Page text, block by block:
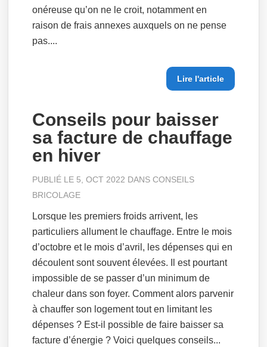
onéreuse qu’on ne le croit, notamment en
raison de frais annexes auxquels on ne pense
pas....
Lire l'article
Conseils pour baisser
sa facture de chauffage
en hiver
PUBLIÉ LE 5, OCT 2022 DANSCONSEILS
BRICOLAGE
Lorsque les premiers froids arrivent, les
particuliers allument le chauffage. Entre le mois
d’octobre et le mois d’avril, les dépenses qui en
découlent sont souvent élevées. Il est pourtant
impossible de se passer d’un minimum de
chaleur dans son foyer. Comment alors parvenir
à chauffer son logement tout en limitant les
dépenses ? Est-il possible de faire baisser sa
facture d’énergie ? Voici quelques conseils...